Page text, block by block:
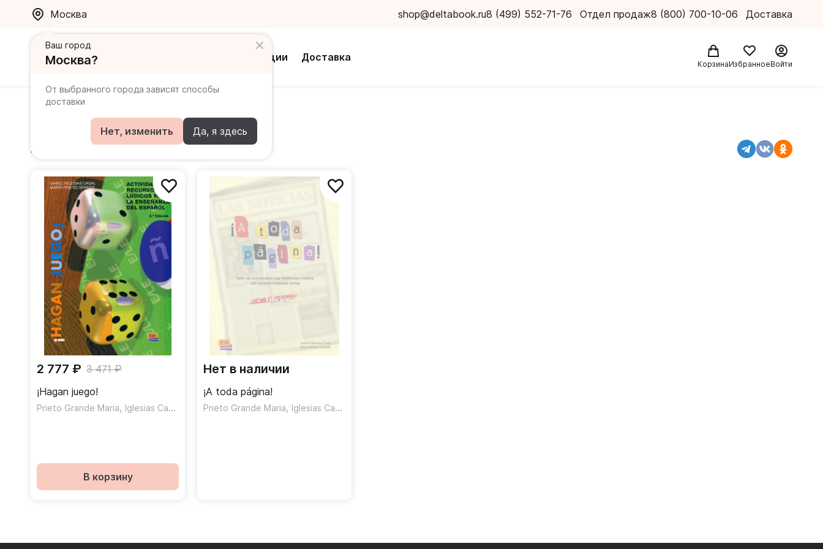
Москва shop@deltabook.ru8 (499) 552-71-76 Отдел продаж8 (800) 700-10-06 Доставка
Акции Доставка
КорзинаИзбранноеВойти
Ваш город
Москва?
От выбранного города зависят способы
доставки
Нет, изменить Да, я здесь
Prieto Grande Maria
Книги автора
2 777 ₽ 3 471 ₽
¡Hagan juego!
Prieto Grande Maria, Iglesias Casal Isabel
В корзину
Нет в наличии
¡A toda página!
Prieto Grande Maria, Iglesias Casal Isabel